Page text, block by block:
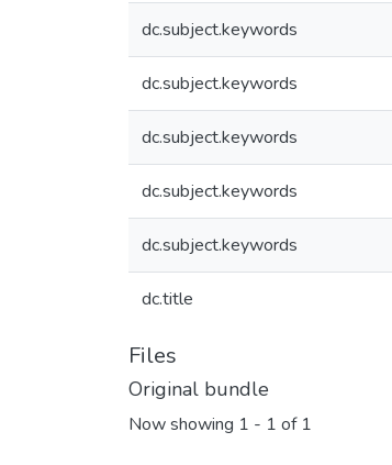
dc.subject.keywords
dc.subject.keywords
dc.subject.keywords
dc.subject.keywords
dc.subject.keywords
dc.title
Files
Original bundle
Now showing 1 - 1 of 1